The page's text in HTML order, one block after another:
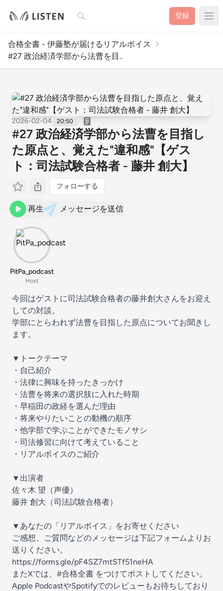
検索 登録
合格全書 - 伊藤塾が届けるリアルボイス
#27 政治経済学部から法曹を目..
2026-02-04 20:50
#27 政治経済学部から法曹を目指し
た原点と、覚えた"違和感"【ゲス
ト：司法試験合格者 - 藤井 創大】
フォローする
再生 メッセージを送信
PitPa_podcast
Host
今回はゲストに司法試験合格者の藤井創大さんをお迎え
しての対談。
学部にとらわれず法曹を目指した原点についてお聞きし
ます。
▼トークテーマ
・自己紹介
・法律に興味を持ったきっかけ
・法曹を将来の選択肢に入れた時期
・早稲田の政経を選んだ理由
・将来やりたいことの動機の順序
・他学部で学ぶことができたモノサシ
・司法修習に向けて考えていること
・リアルボイスのご紹介
▼出演者
佐々木 望（声優）
藤井 創大（司法試験合格者）
▼あなたの「リアルボイス」をお寄せください
ご感想、ご質問などのメッセージは下記フォームよりお
送りください。
https://forms.gle/pF4SZ7mtSTf51neHA
またXでは、#合格全書 をつけてポストしてください。
Apple PodcastやSpotifyでのレビューもお待ちしており